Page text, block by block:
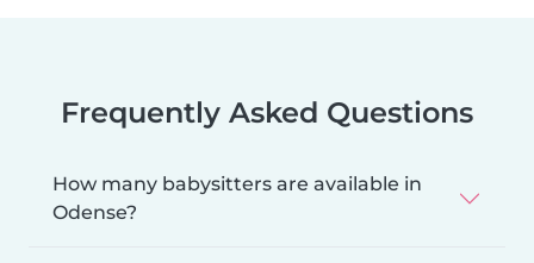
Frequently Asked Questions
How many babysitters are available in
Odense?